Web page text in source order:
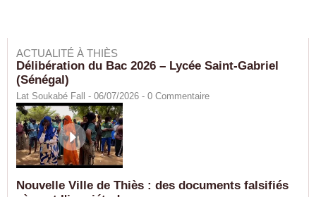
ACTUALITÉ À THIÈS
Délibération du Bac 2026 – Lycée Saint-Gabriel
(Sénégal)
Lat Soukabé Fall - 06/07/2026 - 0 Commentaire
Nouvelle Ville de Thiès : des documents falsifiés